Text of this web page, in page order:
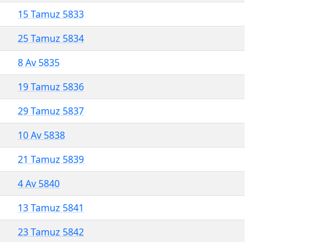
15 Tamuz 5833
25 Tamuz 5834
8 Av 5835
19 Tamuz 5836
29 Tamuz 5837
10 Av 5838
21 Tamuz 5839
4 Av 5840
13 Tamuz 5841
23 Tamuz 5842